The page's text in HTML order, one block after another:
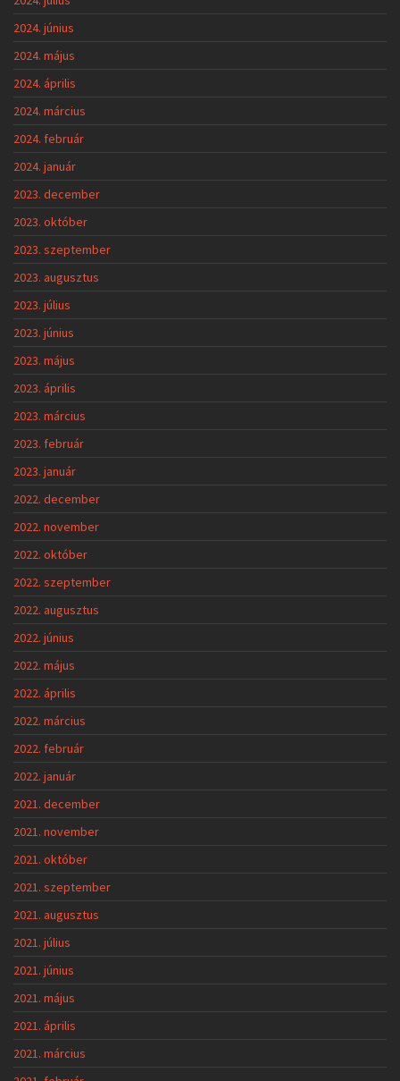
2024. június
2024. május
2024. április
2024. március
2024. február
2024. január
2023. december
2023. október
2023. szeptember
2023. augusztus
2023. július
2023. június
2023. május
2023. április
2023. március
2023. február
2023. január
2022. december
2022. november
2022. október
2022. szeptember
2022. augusztus
2022. június
2022. május
2022. április
2022. március
2022. február
2022. január
2021. december
2021. november
2021. október
2021. szeptember
2021. augusztus
2021. július
2021. június
2021. május
2021. április
2021. március